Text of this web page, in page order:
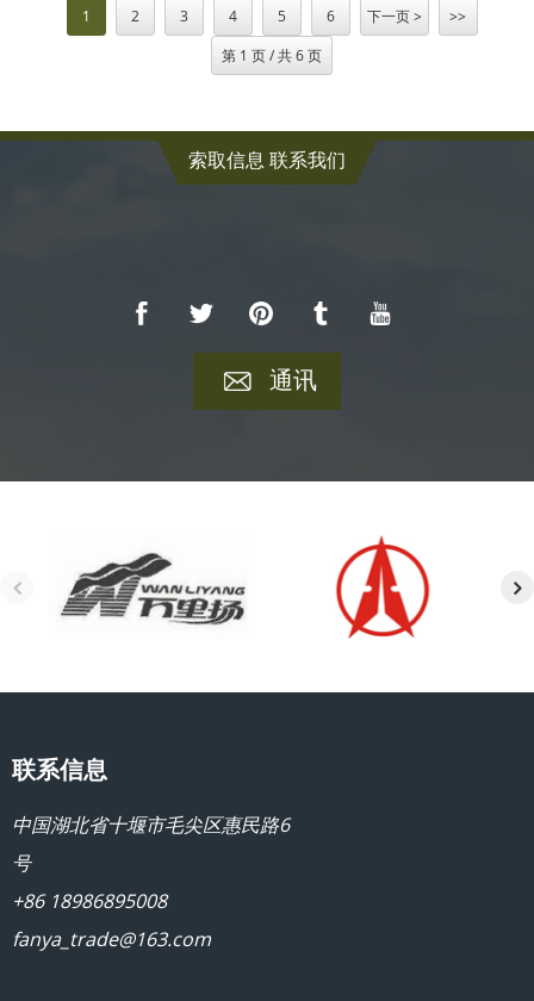
1 2 3 4 5 6 下一页 >
>>
第 1 页 / 共 6 页
索取信息 联系我们
通讯
联系信息
中国湖北省十堰市毛尖区惠民路6
号
+86 18986895008
fanya_trade@163.com